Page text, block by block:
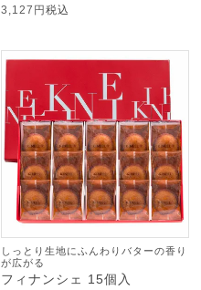
3,127 税込
しっとり生地にふんわりバターの香り
が広がる
フィナンシェ 15個入